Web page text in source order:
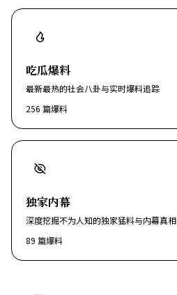
吃瓜爆料
最新最热的社会八卦与实时爆料追踪
256 篇爆料
独家内幕
深度挖掘不为人知的独家猛料与内幕真相
89 篇爆料